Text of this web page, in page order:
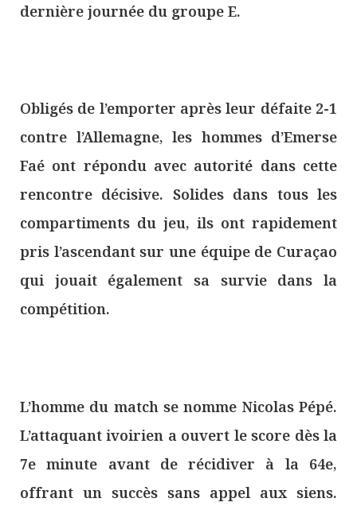
dernière journée du groupe E.
Obligés de l’emporter après leur défaite 2-1
contre l’Allemagne, les hommes d’Emerse
Faé ont répondu avec autorité dans cette
rencontre décisive. Solides dans tous les
compartiments du jeu, ils ont rapidement
pris l’ascendant sur une équipe de Curaçao
qui jouait également sa survie dans la
compétition.
L’homme du match se nomme Nicolas Pépé.
L’attaquant ivoirien a ouvert le score dès la
7e minute avant de récidiver à la 64e,
offrant un succès sans appel aux siens.